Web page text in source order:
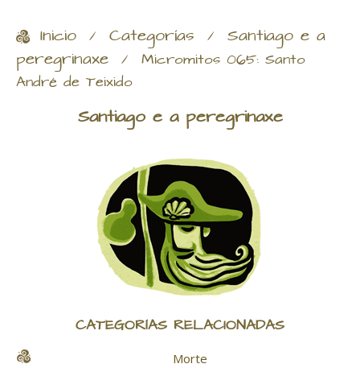
Inicio / Categorías / Santiago e a
peregrinaxe / Micromitos 065: Santo
André de Teixido
Santiago e a peregrinaxe
CATEGORÍAS RELACIONADAS
Morte